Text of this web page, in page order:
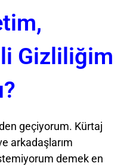
Gizliliğim
geçiyorum. Kürtaj
arkadaşlarım
demek en